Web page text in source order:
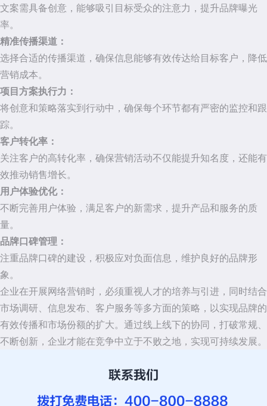
文案需具备创意，能够吸引目标受众的注意力，提升品牌曝光
率。
精准传播渠道：
选择合适的传播渠道，确保信息能够有效传达给目标客户，降低
营销成本。
项目方案执行力：
将创意和策略落实到行动中，确保每个环节都有严密的监控和跟
踪。
客户转化率：
关注客户的高转化率，确保营销活动不仅能提升知名度，还能有
效推动销售增长。
用户体验优化：
不断完善用户体验，满足客户的新需求，提升产品和服务的质
量。
品牌口碑管理：
注重品牌口碑的建设，积极应对负面信息，维护良好的品牌形
象。
企业在开展网络营销时，必须重视人才的培养与引进，同时结合
市场调研、信息发布、客户服务等多方面的策略，以实现品牌的
有效传播和市场份额的扩大。通过线上线下的协同，打破常规、
不断创新，企业才能在竞争中立于不败之地，实现可持续发展。